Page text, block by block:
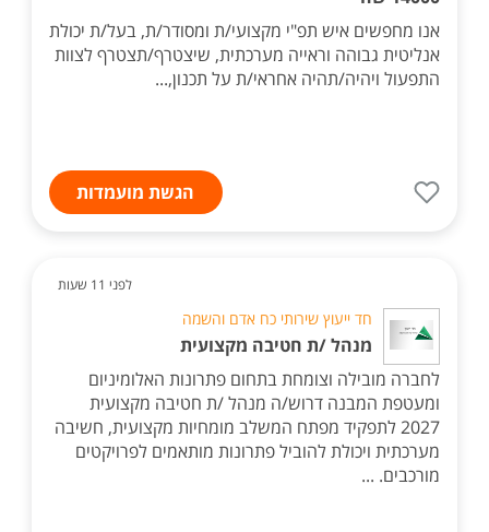
אנו מחפשים איש תפ"י מקצועי/ת ומסודר/ת, בעל/ת יכולת
אנליטית גבוהה וראייה מערכתית, שיצטרף/תצטרף לצוות
התפעול ויהיה/תהיה אחראי/ת על תכנון,...
הגשת מועמדות
לפני 11 שעות
חד ייעוץ שירותי כח אדם והשמה
מנהל /ת חטיבה מקצועית
לחברה מובילה וצומחת בתחום פתרונות האלומיניום
ומעטפת המבנה דרוש/ה מנהל /ת חטיבה מקצועית
2027 לתפקיד מפתח המשלב מומחיות מקצועית, חשיבה
מערכתית ויכולת להוביל פתרונות מותאמים לפרויקטים
מורכבים. ...